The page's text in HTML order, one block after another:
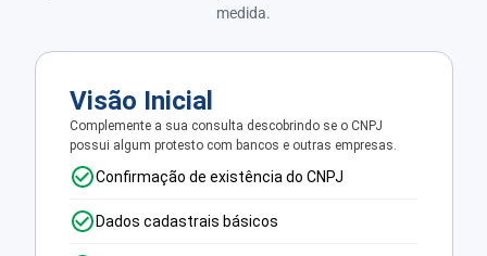
medida.
Visão Inicial
Complemente a sua consulta descobrindo se o CNPJ
possui algum protesto com bancos e outras empresas.
Confirmação de existência do CNPJ
Dados cadastrais básicos